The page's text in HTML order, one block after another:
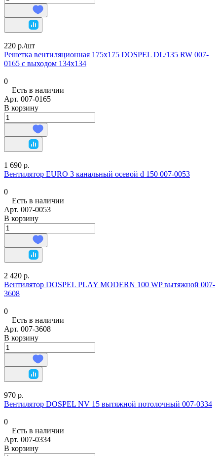
220 р./шт
Решетка вентиляционная 175х175 DOSPEL DL/135 RW 007-
0165 с выходом 134х134
0
Есть в наличии
Арт. 007-0165
В корзину
1 690 р.
Вентилятор EURO 3 канальный осевой d 150 007-0053
0
Есть в наличии
Арт. 007-0053
В корзину
2 420 р.
Вентилятор DOSPEL PLAY MODERN 100 WP вытяжной 007-
3608
0
Есть в наличии
Арт. 007-3608
В корзину
970 р.
Вентилятор DOSPEL NV 15 вытяжной потолочный 007-0334
0
Есть в наличии
Арт. 007-0334
В корзину